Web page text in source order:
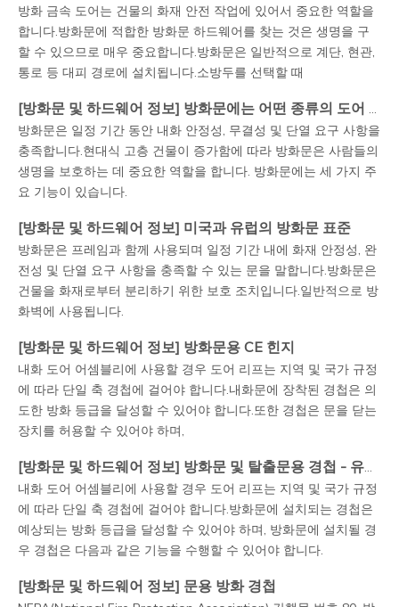
방화 금속 도어는 건물의 화재 안전 작업에 있어서 중요한 역할을
합니다.방화문에 적합한 방화문 하드웨어를 찾는 것은 생명을 구
할 수 있으므로 매우 중요합니다.방화문은 일반적으로 계단, 현관,
통로 등 대피 경로에 설치됩니다.소방두를 선택할 때
[방화문 및 하드웨어 정보] 방화문에는 어떤 종류의 도어 하드웨어가 적합합니까?
방화문은 일정 기간 동안 내화 안정성, 무결성 및 단열 요구 사항을
충족합니다.현대식 고층 건물이 증가함에 따라 방화문은 사람들의
생명을 보호하는 데 중요한 역할을 합니다. 방화문에는 세 가지 주
요 기능이 있습니다.
[방화문 및 하드웨어 정보] 미국과 유럽의 방화문 표준
방화문은 프레임과 함께 사용되며 일정 기간 내에 화재 안정성, 완
전성 및 단열 요구 사항을 충족할 수 있는 문을 말합니다.방화문은
건물을 화재로부터 분리하기 위한 보호 조치입니다.일반적으로 방
화벽에 사용됩니다.
[방화문 및 하드웨어 정보] 방화문용 CE 힌지
내화 도어 어셈블리에 사용할 경우 도어 리프는 지역 및 국가 규정
에 따라 단일 축 경첩에 걸어야 합니다.내화문에 장착된 경첩은 의
도한 방화 등급을 달성할 수 있어야 합니다.또한 경첩은 문을 닫는
장치를 허용할 수 있어야 하며,
[방화문 및 하드웨어 정보] 방화문 및 탈출문용 경첩 - 유럽 표준
내화 도어 어셈블리에 사용할 경우 도어 리프는 지역 및 국가 규정
에 따라 단일 축 경첩에 걸어야 합니다.방화문에 설치되는 경첩은
예상되는 방화 등급을 달성할 수 있어야 하며, 방화문에 설치될 경
우 경첩은 다음과 같은 기능을 수행할 수 있어야 합니다.
[방화문 및 하드웨어 정보] 문용 방화 경첩